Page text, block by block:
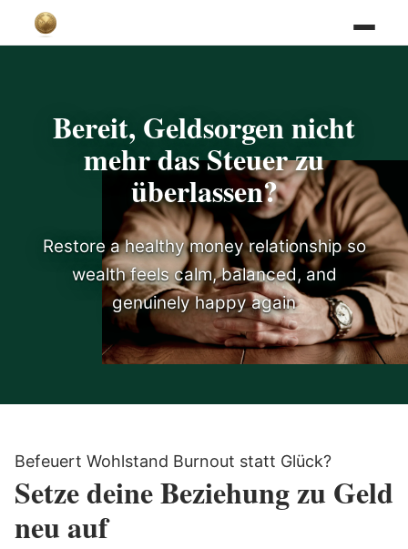
Bereit, Geldsorgen nicht
mehr das Steuer zu
überlassen?
Restore a healthy money relationship so
wealth feels calm, balanced, and
genuinely happy again
Befeuert Wohlstand Burnout statt Glück?
Setze deine Beziehung zu Geld
neu auf